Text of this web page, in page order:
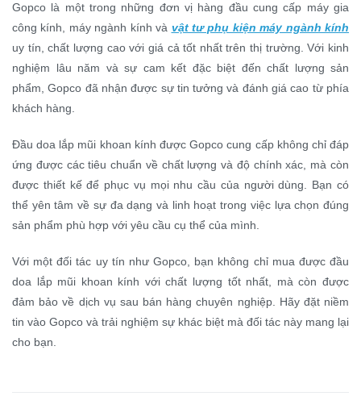
Gopco là một trong những đơn vị hàng đầu cung cấp máy gia
công kính, máy ngành kính và vật tư phụ kiện máy ngành kính
uy tín, chất lượng cao với giá cả tốt nhất trên thị trường. Với kinh
nghiệm lâu năm và sự cam kết đặc biệt đến chất lượng sản
phẩm, Gopco đã nhận được sự tin tưởng và đánh giá cao từ phía
khách hàng.
Đầu doa lắp mũi khoan kính được Gopco cung cấp không chỉ đáp
ứng được các tiêu chuẩn về chất lượng và độ chính xác, mà còn
được thiết kế để phục vụ mọi nhu cầu của người dùng. Bạn có
thể yên tâm về sự đa dạng và linh hoạt trong việc lựa chọn đúng
sản phẩm phù hợp với yêu cầu cụ thể của mình.
Với một đối tác uy tín như Gopco, bạn không chỉ mua được đầu
doa lắp mũi khoan kính với chất lượng tốt nhất, mà còn được
đảm bảo về dịch vụ sau bán hàng chuyên nghiệp. Hãy đặt niềm
tin vào Gopco và trải nghiệm sự khác biệt mà đối tác này mang lại
cho bạn.